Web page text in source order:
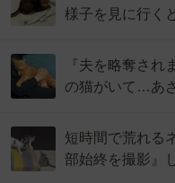
様子を見に行
『夫を略奪され
の猫がいて…あ
短時間で荒れる
部始終を撮影』